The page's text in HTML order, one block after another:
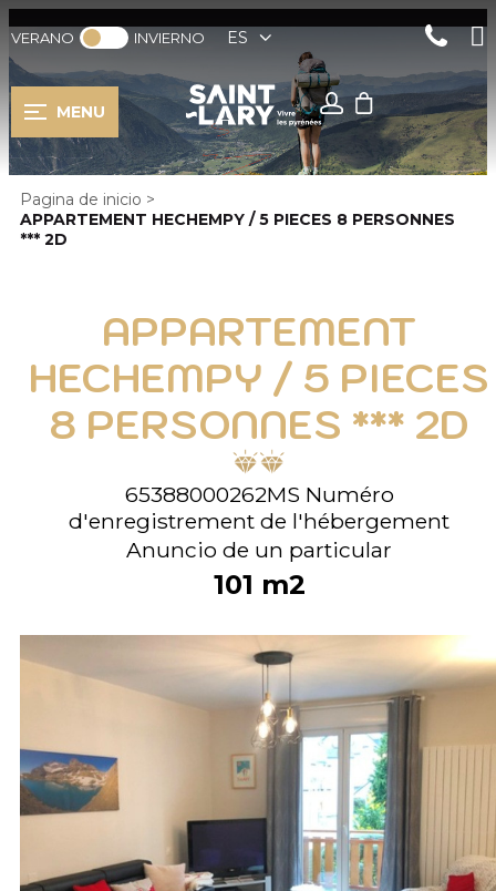
VERANO INVIERNO ES
MENU
Pagina de inicio >
APPARTEMENT HECHEMPY / 5 PIECES 8 PERSONNES
*** 2D
APPARTEMENT
HECHEMPY / 5 PIECES
8 PERSONNES *** 2D
65388000262MS Numéro
d'enregistrement de l'hébergement
Anuncio de un particular
101 m2